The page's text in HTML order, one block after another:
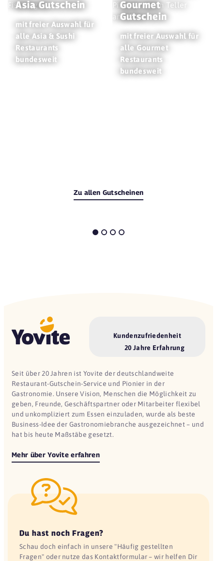
Asia Gutschein
mit freier Auswahl für
alle Asia & Sushi
Restaurants
bundesweit
Gourmet
Gutschein
mit freier Auswahl für
alle Gourmet
Restaurants
bundesweit
Zu allen Gutscheinen
Kundenzufriedenheit
20 Jahre Erfahrung
Seit über 20 Jahren ist Yovite der deutschlandweite
Restaurant-Gutschein-Service und Pionier in der
Gastronomie. Unsere Vision, Menschen die Möglichkeit zu
geben, Freunde, Geschäftspartner oder Mitarbeiter flexibel
und unkompliziert zum Essen einzuladen, wurde als beste
Business-Idee der Gastronomiebranche ausgezeichnet – und
hat bis heute Maßstäbe gesetzt.
Mehr über Yovite erfahren
Du hast noch Fragen?
Schau doch einfach in unsere "Häufig gestellten
Fragen" oder nutze das Kontaktformular – wir helfen Dir